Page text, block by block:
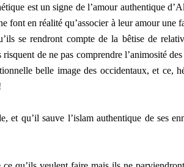
est un signe de l’amour authentique
font en réalité qu’associer à leur amour
se rendront compte de la bêtise de
de ne pas comprendre l’animosité
belle image des occidentaux, et ce,
et qu’il sauve l’islam authentique de ses